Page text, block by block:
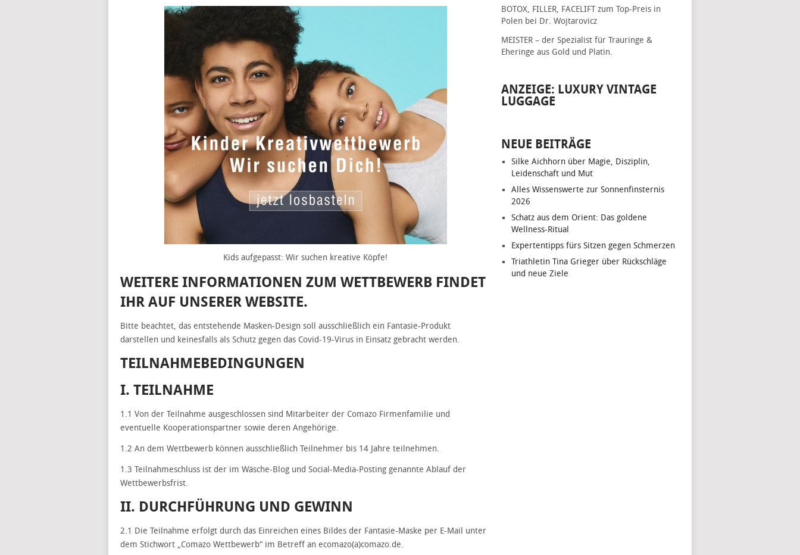
Kids aufgepasst: Wir suchen kreative Köpfe!
WEITERE INFORMATIONEN ZUM WETTBEWERB FINDET
IHR AUF UNSERER WEBSITE.
Bitte beachtet, das entstehende Masken-Design soll ausschließlich ein Fantasie-Produkt
darstellen und keinesfalls als Schutz gegen das Covid-19-Virus in Einsatz gebracht werden.
TEILNAHMEBEDINGUNGEN
I. TEILNAHME
1.1 Von der Teilnahme ausgeschlossen sind Mitarbeiter der Comazo Firmenfamilie und
eventuelle Kooperationspartner sowie deren Angehörige.
1.2 An dem Wettbewerb können ausschließlich Teilnehmer bis 14 Jahre teilnehmen.
1.3 Teilnahmeschluss ist der im Wäsche-Blog und Social-Media-Posting genannte Ablauf der
Wettbewerbsfrist.
II. DURCHFÜHRUNG UND GEWINN
2.1 Die Teilnahme erfolgt durch das Einreichen eines Bildes der Fantasie-Maske per E-Mail unter
dem Stichwort „Comazo Wettbewerb“ im Betreff an ecomazo(a)comazo.de.
BOTOX, FILLER, FACELIFT zum Top-Preis in
Polen bei Dr. Wojtarovicz
MEISTER – der Spezialist für Trauringe &
Eheringe aus Gold und Platin.
ANZEIGE: LUXURY VINTAGE
LUGGAGE
NEUE BEITRÄGE
Silke Aichhorn über Magie, Disziplin,
Leidenschaft und Mut
Alles Wissenswerte zur Sonnenfinsternis
2026
Schatz aus dem Orient: Das goldene
Wellness-Ritual
Expertentipps fürs Sitzen gegen Schmerzen
Triathletin Tina Grieger über Rückschläge
und neue Ziele